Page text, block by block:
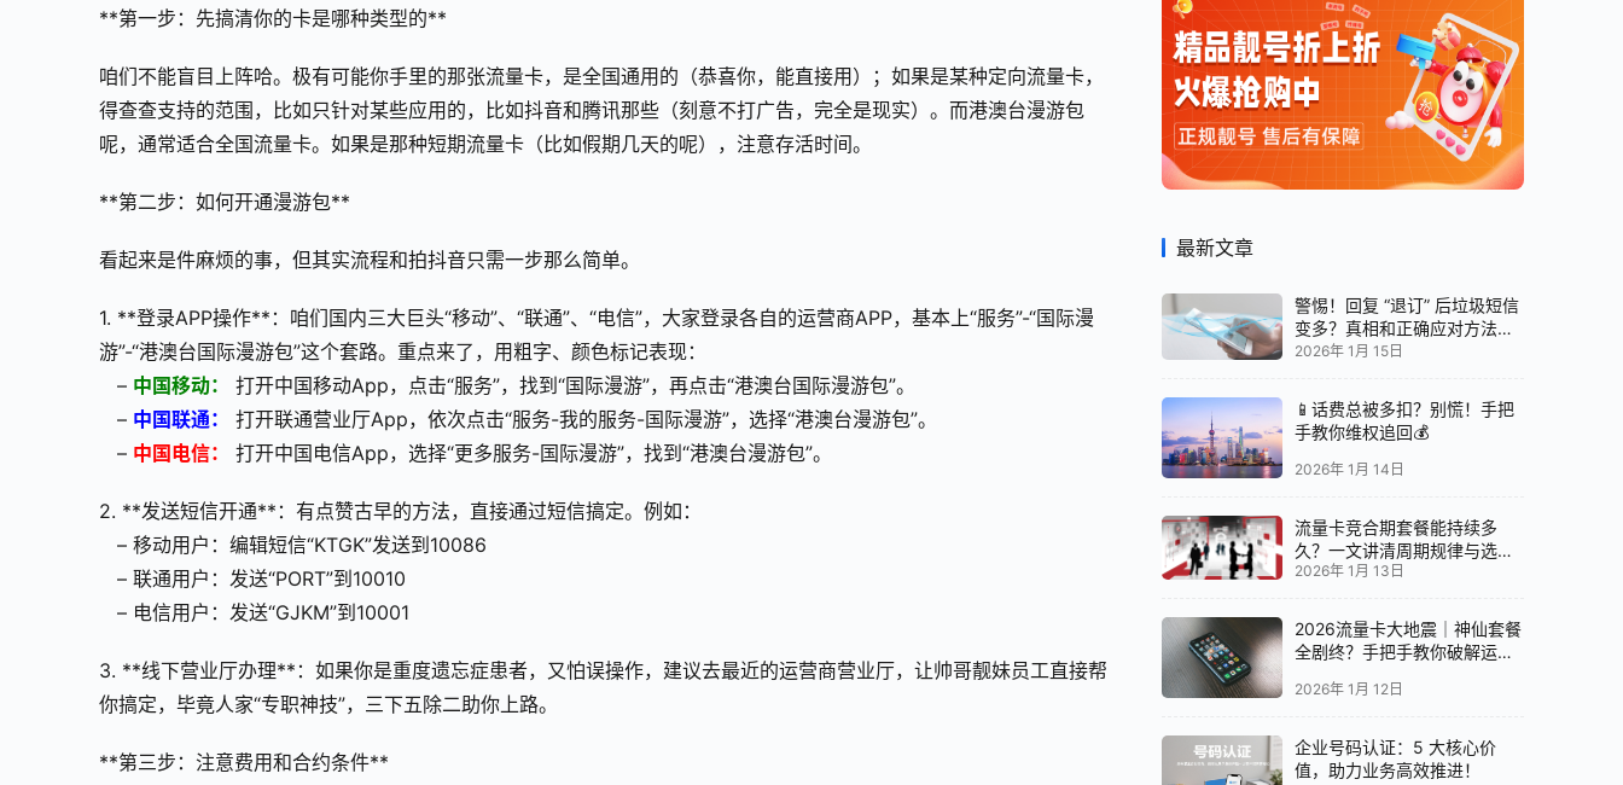
**第一步：先搞清你的卡是哪种类型的**
咱们不能盲目上阵哈。极有可能你手里的那张流量卡，是全国通用的（恭喜你，能直接用）；如果是某种定向流量卡，
得查查支持的范围，比如只针对某些应用的，比如抖音和腾讯那些（刻意不打广告，完全是现实）。而港澳台漫游包
呢，通常适合全国流量卡。如果是那种短期流量卡（比如假期几天的呢），注意存活时间。
**第二步：如何开通漫游包**
看起来是件麻烦的事，但其实流程和拍抖音只需一步那么简单。
1. **登录APP操作**：咱们国内三大巨头“移动”、“联通”、“电信”，大家登录各自的运营商APP，基本上“服务”-“国际漫
游”-“港澳台国际漫游包”这个套路。重点来了，用粗字、颜色标记表现：
   –
中国移动：
打开中国移动App，点击“服务”，找到“国际漫游”，再点击“港澳台国际漫游包”。
   –
中国联通：
打开联通营业厅App，依次点击“服务-我的服务-国际漫游”，选择“港澳台漫游包”。
   –
中国电信： 打开中国电信App，选择“更多服务-国际漫游”，找到“港澳台漫游包”。
2. **发送短信开通**：有点赞古早的方法，直接通过短信搞定。例如：
   – 移动用户：编辑短信“KTGK”发送到10086
   – 联通用户：发送“PORT”到10010
   – 电信用户：发送“GJKM”到10001
3. **线下营业厅办理**：如果你是重度遗忘症患者，又怕误操作，建议去最近的运营商营业厅，让帅哥靓妹员工直接帮
你搞定，毕竟人家“专职神技”，三下五除二助你上路。
**第三步：注意费用和合约条件**
最新文章
警惕！回复 “退订” 后垃圾短信
变多？真相和正确应对方法都
在这
2026年 1月 15日
📱话费总被多扣？别慌！手把
手教你维权追回💰
2026年 1月 14日
流量卡竞合期套餐能持续多
久？一文讲清周期规律与选卡
时机
2026年 1月 13日
2026流量卡大地震｜神仙套餐
全剧终？手把手教你破解运营
2026年 1月 12日
企业号码认证：5 大核心价
值，助力业务高效推进！